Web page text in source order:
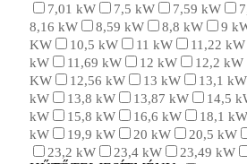
7,01 kW
7,5 kW 7,59 kW
8,16 kW
8,59 kW 8,8 kW 9
KW
10,5 kW 11 kW 11,22 kW
kW
11,69 kW 12 kW 12,2 kW
KW
12,56 kW 13 kW 13,1 kW
kW
13,8 kW 13,87 kW 14,5
kW
15,8 kW 16,6 kW 18,1 kW
kW
19,9 kW 20 kW 20,5 kW
23,2 kW
23,4 kW 23,49 kW